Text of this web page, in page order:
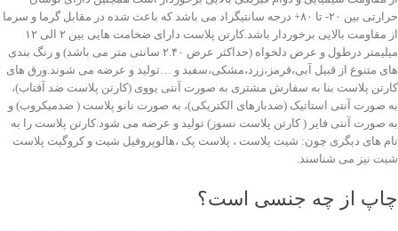
حرارتی بین ۲۰- تا ۸۰+ درجه سانتیگراد می باشد که باعث شده در مقابل گرما و سرما
از مقاومت بالایی برخوردار باشد.کارتن پلاست دارای ضخامت هایی بین ۲ الی ۱۲
میلیمتر درطول و عرض دلخواه (حداکثر عرض ۲.۴۰ سانتی متر می باشد) و رنگ بندی
های متنوع از قبیل آبی،قرمز،زرد،مشکی،سفید و …تولید و عرضه می شوند.ورق های
کارتن پلاست بنا به سفارش مشتری به صورت آنتی یووی (کارتن پلاست ضد آفتاب)،
به صورت آنتی استاتیک (ضدبارهای الکتریکی)، به صورت نانو پلاست ( ضدمیکروب) و
به صورت آنتی فایر ( کارتن پلاست نسوز) تولید و عرضه می شود.کارتن پلاست را به
نام های دیگری چون: شیت پلاست ، پلاست پک ،هالوپروفیل شیت و کروگیت پلاست
شیت نیز می شناسند.
چاپ از چه جنسی است؟